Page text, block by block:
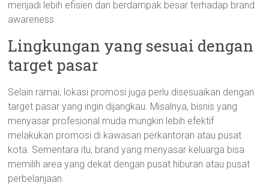
menjadi lebih efisien dan berdampak besar terhadap brand
awareness.
Lingkungan yang sesuai dengan
target pasar
Selain ramai, lokasi promosi juga perlu disesuaikan dengan
target pasar yang ingin dijangkau. Misalnya, bisnis yang
menyasar profesional muda mungkin lebih efektif
melakukan promosi di kawasan perkantoran atau pusat
kota. Sementara itu, brand yang menyasar keluarga bisa
memilih area yang dekat dengan pusat hiburan atau pusat
perbelanjaan.